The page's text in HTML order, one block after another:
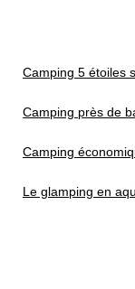
Camping 5 étoiles
Camping près de
Camping
Le glamping en